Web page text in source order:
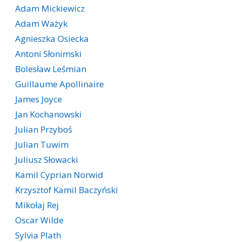
Adam Mickiewicz
Adam Ważyk
Agnieszka Osiecka
Antoni Słonimski
Bolesław Leśmian
Guillaume Apollinaire
James Joyce
Jan Kochanowski
Julian Przyboś
Julian Tuwim
Juliusz Słowacki
Kamil Cyprian Norwid
Krzysztof Kamil Baczyński
Mikołaj Rej
Oscar Wilde
Sylvia Plath